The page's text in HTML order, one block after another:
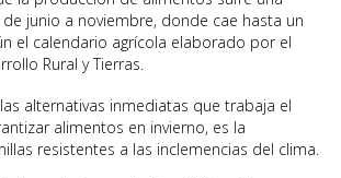
junio a noviembre, donde cae hasta un
el calendario agrícola elaborado por el
Rural y Tierras.
alternativas inmediatas que trabaja el
alimentos en invierno, es la
resistentes a las inclemencias del clima.